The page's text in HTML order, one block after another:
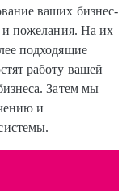
ваших бизнес-
и пожелания. На их
подходящие
работу вашей
Затем мы
и